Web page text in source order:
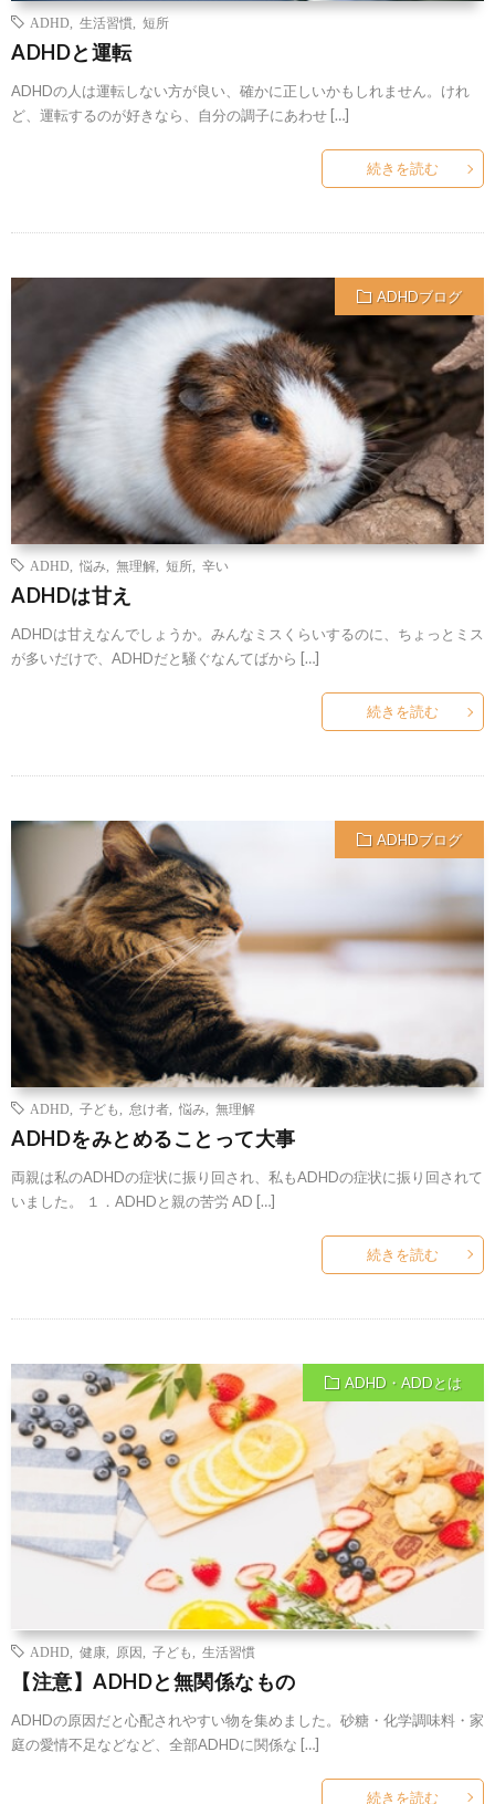
ADHD 生活習慣 短所
ADHDと運転
ADHDの人は運転しない方が良い、確かに正しいかもしれません。けれ
ど、運転するのが好きなら、自分の調子にあわせ […]
続きを読む
ADHDブログ
ADHD 悩み 無理解 短所 辛い
ADHDは甘え
ADHDは甘えなんでしょうか。みんなミスくらいするのに、ちょっとミス
が多いだけで、ADHDだと騒ぐなんてばから […]
続きを読む
ADHDブログ
ADHD 子ども 怠け者 悩み 無理解
ADHDをみとめることって大事
両親は私のADHDの症状に振り回され、私もADHDの症状に振り回されて
いました。 １．ADHDと親の苦労 AD […]
続きを読む
ADHD・ADDとは
ADHD 健康 原因 子ども 生活習慣
【注意】ADHDと無関係なもの
ADHDの原因だと心配されやすい物を集めました。砂糖・化学調味料・家
庭の愛情不足などなど、全部ADHDに関係な […]
続きを読む